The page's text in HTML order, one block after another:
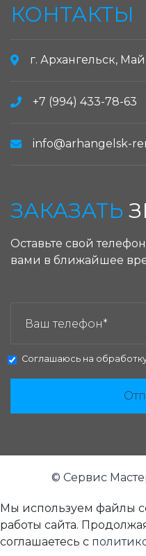
КОНТАКТЫ
г. Архангельск,
+7 (994) 433-78-63
info@arhangelsk-
ЗАКАЗАТЬ
Оставьте свой
вами в ближайшее
Соглашаюсь на
© Сервис
Мы используем файлы
работы сайта.
соглашаетесь с